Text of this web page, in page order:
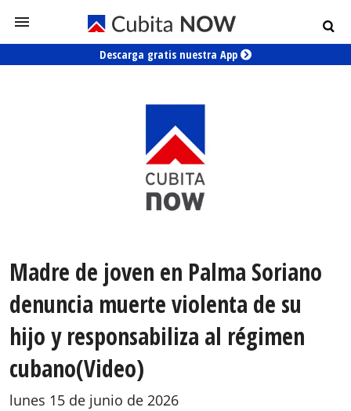
Descarga gratis nuestra App
Madre de joven en Palma Soriano
denuncia muerte violenta de su
hijo y responsabiliza al régimen
cubano(Video)
lunes 15 de junio de 2026